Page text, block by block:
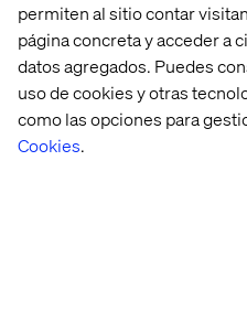
permiten al sitio contar
página concreta y acceder a
datos agregados. Puedes
uso de cookies y otras
como las opciones para
Cookies.
Mostrar más